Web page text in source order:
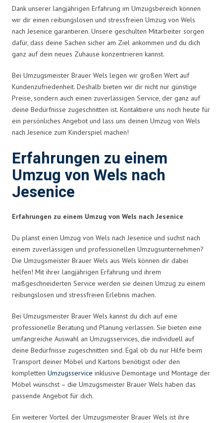
Dank unserer langjährigen Erfahrung im Umzugsbereich können
wir dir einen reibungslosen und stressfreien Umzug von Wels
nach Jesenice garantieren. Unsere geschulten Mitarbeiter sorgen
dafür, dass deine Sachen sicher am Ziel ankommen und du dich
ganz auf dein neues Zuhause konzentrieren kannst.
Bei Umzugsmeister Brauer Wels legen wir großen Wert auf
Kundenzufriedenheit. Deshalb bieten wir dir nicht nur günstige
Preise, sondern auch einen zuverlässigen Service, der ganz auf
deine Bedürfnisse zugeschnitten ist. Kontaktiere uns noch heute für
ein persönliches Angebot und lass uns deinen Umzug von Wels
nach Jesenice zum Kinderspiel machen!
Erfahrungen zu einem
Umzug von Wels nach
Jesenice
Erfahrungen zu einem Umzug von Wels nach Jesenice
Du planst einen Umzug von Wels nach Jesenice und suchst nach
einem zuverlässigen und professionellen Umzugsunternehmen?
Die Umzugsmeister Brauer Wels aus Wels können dir dabei
helfen! Mit ihrer langjährigen Erfahrung und ihrem
maßgeschneiderten Service werden sie deinen Umzug zu einem
reibungslosen und stressfreien Erlebnis machen.
Bei Umzugsmeister Brauer Wels kannst du dich auf eine
professionelle Beratung und Planung verlassen. Sie bieten eine
umfangreiche Auswahl an Umzugsservices, die individuell auf
deine Bedürfnisse zugeschnitten sind. Egal ob du nur Hilfe beim
Transport deiner Möbel und Kartons benötigst oder den
kompletten Umzugsservice inklusive Demontage und Montage der
Möbel wünschst – die Umzugsmeister Brauer Wels haben das
passende Angebot für dich.
Ein weiterer Vorteil der Umzugsmeister Brauer Wels ist ihre